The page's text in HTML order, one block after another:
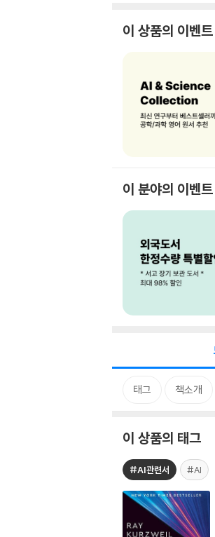
이 상품의 이벤트
이 분야의 이벤트
태그 책소개
이 상품의 태그
#AI관련서 #AI